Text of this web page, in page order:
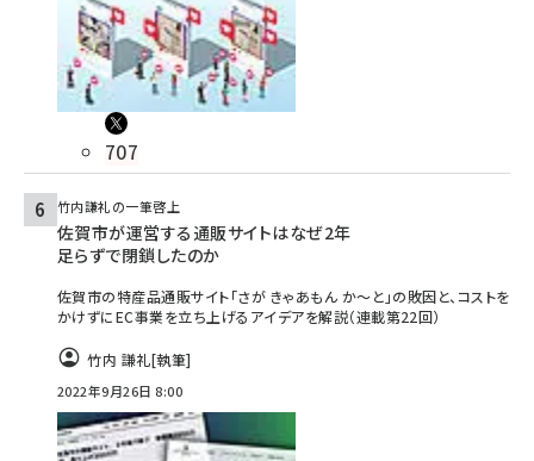
707
竹内謙礼の一筆啓上
佐賀市が運営する通販サイトはなぜ2年
足らずで閉鎖したのか
佐賀市の特産品通販サイト「さが きゃあもん か～と」の敗因と、コストを
かけずにEC事業を立ち上げるアイデアを解説（連載第22回）
竹内 謙礼[執筆]
2022年9月26日 8:00